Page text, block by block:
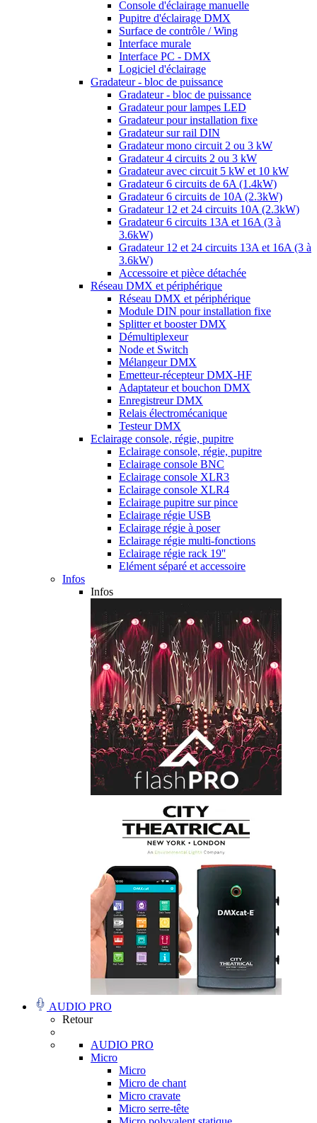
Console d'éclairage manuelle
Pupitre d'éclairage DMX
Surface de contrôle / Wing
Interface murale
Interface PC - DMX
Logiciel d'éclairage
Gradateur - bloc de puissance
Gradateur - bloc de puissance
Gradateur pour lampes LED
Gradateur pour installation fixe
Gradateur sur rail DIN
Gradateur mono circuit 2 ou 3 kW
Gradateur 4 circuits 2 ou 3 kW
Gradateur avec circuit 5 kW et 10 kW
Gradateur 6 circuits de 6A (1.4kW)
Gradateur 6 circuits de 10A (2.3kW)
Gradateur 12 et 24 circuits 10A (2.3kW)
Gradateur 6 circuits 13A et 16A (3 à
3.6kW)
Gradateur 12 et 24 circuits 13A et 16A (3 à
3.6kW)
Accessoire et pièce détachée
Réseau DMX et périphérique
Réseau DMX et périphérique
Module DIN pour installation fixe
Splitter et booster DMX
Démultiplexeur
Node et Switch
Mélangeur DMX
Emetteur-récepteur DMX-HF
Adaptateur et bouchon DMX
Enregistreur DMX
Relais électromécanique
Testeur DMX
Eclairage console, régie, pupitre
Eclairage console, régie, pupitre
Eclairage console BNC
Eclairage console XLR3
Eclairage console XLR4
Eclairage pupitre sur pince
Eclairage régie USB
Eclairage régie à poser
Eclairage régie multi-fonctions
Eclairage régie rack 19''
Elément séparé et accessoire
Infos
Infos
AUDIO PRO
Retour
AUDIO PRO
Micro
Micro
Micro de chant
Micro cravate
Micro serre-tête